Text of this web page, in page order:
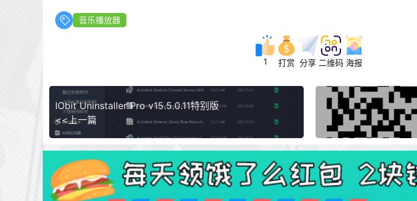
音乐播放器
1 打赏 分享 二维码 海报
IObit Uninstaller Pro v15.5.0.11特别版
<<上一篇